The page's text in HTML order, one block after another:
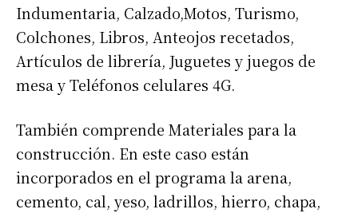
Indumentaria, Calzado,Motos, Turismo,
Colchones, Libros, Anteojos recetados,
Artículos de librería, Juguetes y juegos de
mesa y Teléfonos celulares 4G.
También comprende Materiales para la
construcción. En este caso están
incorporados en el programa la arena,
cemento, cal, yeso, ladrillos, hierro, chapa,